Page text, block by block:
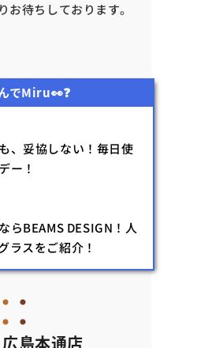
お待ちしております。
でMiru👀❓
、妥協しない！毎日使
ー！
らBEAMS DESIGN！人
ラスをご紹介！
島本通店